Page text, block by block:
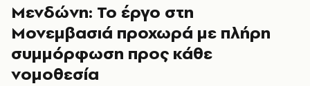
Μενδώνη: Το έργο στη
Μονεμβασιά προχωρά με πλήρη
συμμόρφωση προς κάθε
νομοθεσία